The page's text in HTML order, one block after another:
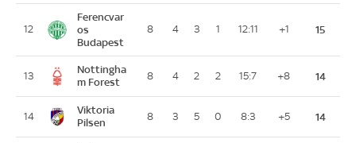
12
Ferencvar
os
Budapest
8 4 3 1 12:11 +1 15
13
Nottingha
m Forest
8 4 2 2 15:7 +8 14
14
Viktoria
Pilsen
8 3 5 0 8:3 +5 14